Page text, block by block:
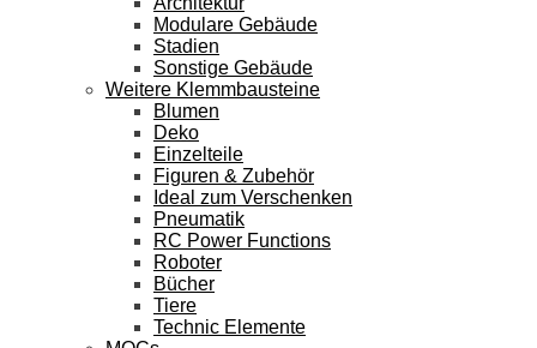
Modulare Gebäude
Stadien
Sonstige Gebäude
Weitere Klemmbausteine
Blumen
Deko
Einzelteile
Figuren & Zubehör
Ideal zum Verschenken
Pneumatik
RC Power Functions
Roboter
Bücher
Tiere
Technic Elemente